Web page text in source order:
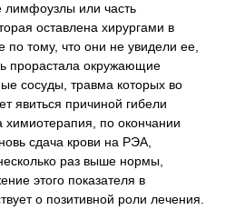
лимфоузлы или часть
оставлена хирургами в
по тому, что они не увидели ее,
прорастала окружающие
сосуды, травма которых во
явиться причиной гибели
химиотерапия, по окончании
сдача крови на РЭА,
раз выше нормы,
этого показателя в
о позитивной роли лечения.